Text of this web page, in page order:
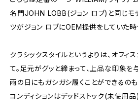
名門JOHN LOBB(ジョン ロブ)と同じモ
ツがジョン ロブにOEM提供をしていた時
クラシックスタイルというよりは、オフィ
て。足元がグッと締まって、上品な印象を
雨の日にもガシガシ履くことができるのも
コンディションはデッドストック(未使用品)